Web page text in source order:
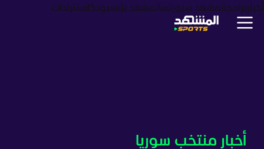
أخبار برامجالمشهد سبورتسالمشهد بزنسبودكاستترندات
أخبار منتخب سوريا